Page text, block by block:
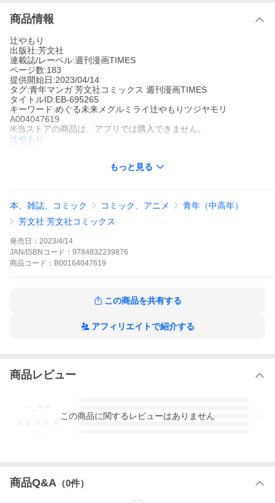
商品情報
辻やもり
出版社:芳文社
連載誌/レーベル:週刊漫画TIMES
ページ数:183
提供開始日:2023/04/14
タグ:青年マンガ 芳文社コミックス 週刊漫画TIMES
タイトルID:EB-695265
キーワード:めぐる未来メグルミライ辻やもりツジヤモリ
A004047619
※当ストアの商品は、アプリでは購入できません。
辻やもり
芳文社
芳文社コミックス 週刊漫画TIMES
夫婦が迎える“未来”とは…。
めぐる未来の作品をもっと見る
もっと見る
本、雑誌、コミック コミック、アニメ
青年（中高年）
芳文社 芳文社コミックス
発売日： 2023/4/14
JAN/ISBNコード： 9784832239876
商品 コード： B00164047619
この商品を共有する
アフィリエイトで紹介する
商品レビュー
3
この商品に関するレビューはありません
商品Q&A （0件）